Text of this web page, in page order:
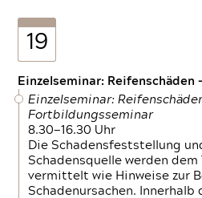
19
Einzelseminar:
Einzelseminar:
Fortbildungsseminar
8.30—16.30 Uhr
Die Schadensfeststellung
Schadensquelle werden
vermittelt wie Hinweise zur
Schadenursachen. Innerhalb